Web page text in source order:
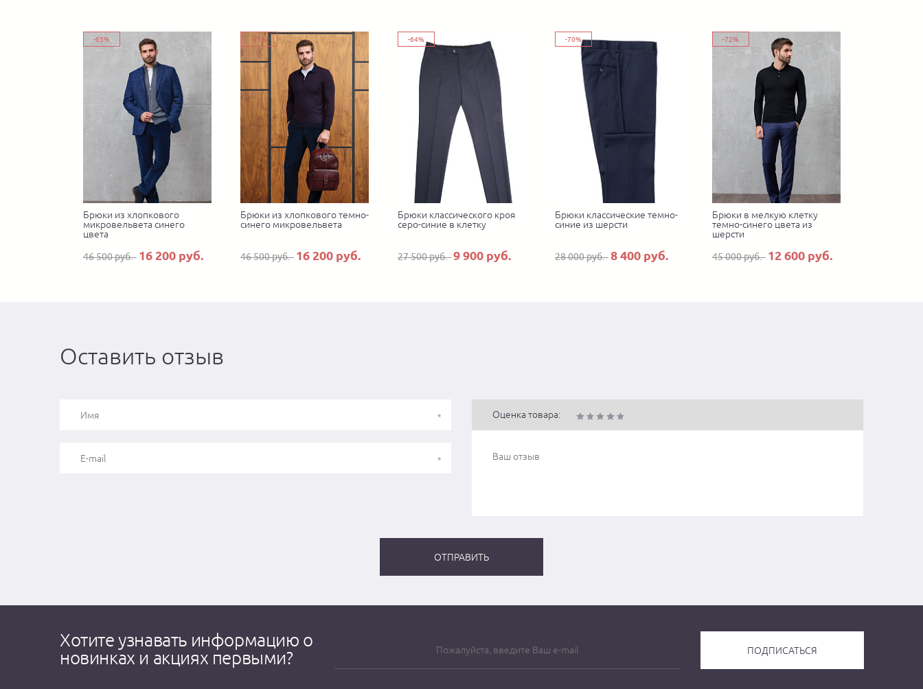
-65%
Брюки из хлопкового
микровельвета синего
цвета
46 500 руб. 16 200 руб.
-65%
Брюки из хлопкового темно-
синего микровельвета
46 500 руб. 16 200 руб.
-64%
Брюки классического кроя
серо-синие в клетку
27 500 руб.9 900 руб.
-70%
Брюки классические темно-
синие из шерсти
28 000 руб.8 400 руб.
-72%
Брюки в мелкую клетку
темно-синего цвета из
шерсти
45 000 руб. 12 600 руб.
Оставить отзыв
Оценка товара:
Хотите узнавать информацию о
новинках и акциях первыми?